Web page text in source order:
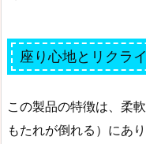
座り心地とリクラ
この製品の特徴は、柔
もたれが倒れる）にあ